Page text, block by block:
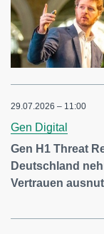
29.07.2026 – 11:00
Gen Digital
Gen H1 Threat
Deutschland
Vertrauen